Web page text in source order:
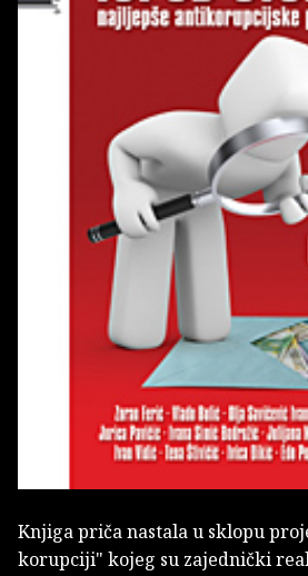
Knjiga priča nastala u sklopu
korupciji" kojeg su zajednički